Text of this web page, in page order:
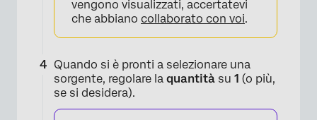
vengono visualizzati, accertatevi
che abbiano collaborato con voi.
Quando si è pronti a selezionare una
sorgente, regolare la quantità su 1 (o più,
se si desidera).